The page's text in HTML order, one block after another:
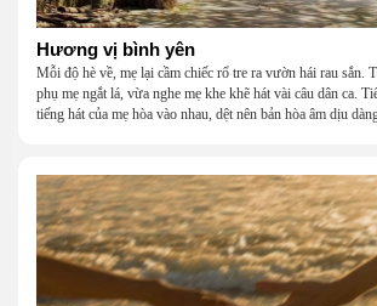
Hương vị bình yên
Mỗi độ hè về, mẹ lại cầm chiếc rổ tre ra vườn hái rau sắn.
phụ mẹ ngắt lá, vừa nghe mẹ khe khẽ hát vài câu dân ca.
tiếng hát của mẹ hòa vào nhau, dệt nên bản hòa âm dịu